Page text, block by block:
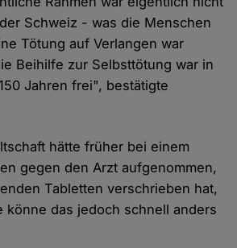
Schweiz - was die Menschen
Tötung auf Verlangen war
Beihilfe zur Selbsttötung war in
Jahren frei", bestätigte
hätte früher bei einem
gegen den Arzt aufgenommen,
Tabletten verschrieben hat,
könne das jedoch schnell anders